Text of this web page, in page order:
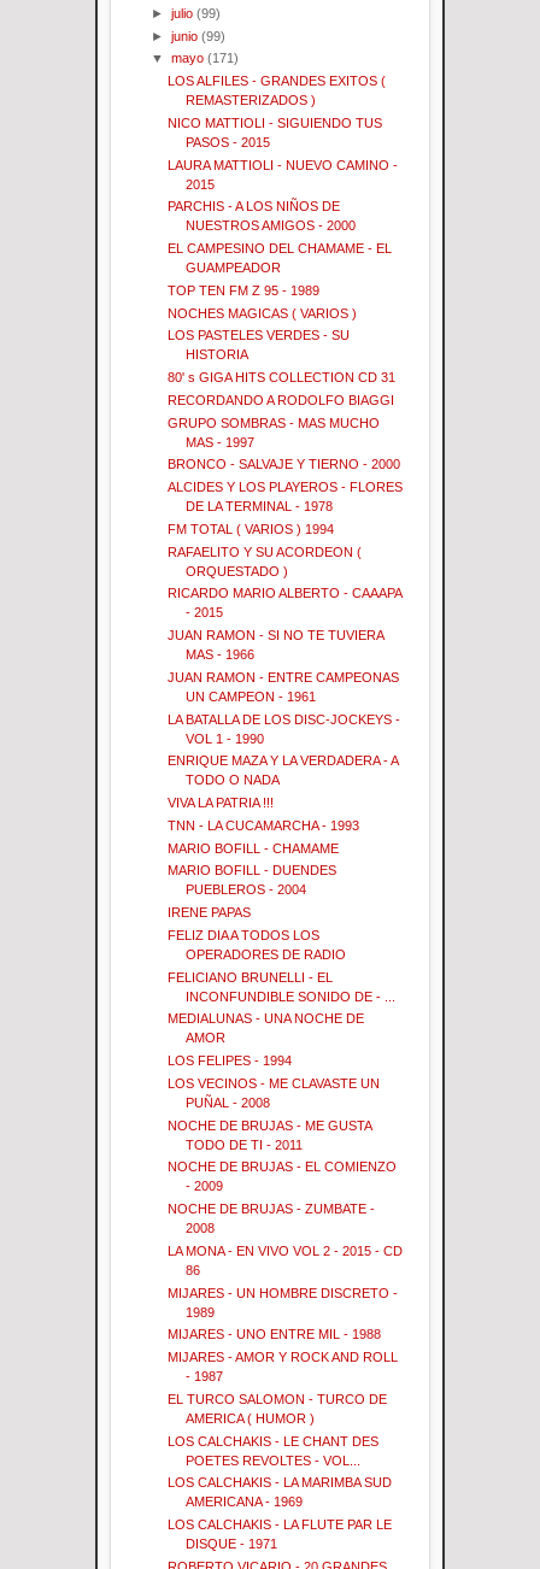
►julio (99)
►junio (99)
▼mayo (171)
LOS ALFILES - GRANDES EXITOS (
REMASTERIZADOS )
NICO MATTIOLI - SIGUIENDO TUS
PASOS - 2015
LAURA MATTIOLI - NUEVO CAMINO -
2015
PARCHIS - A LOS NIÑOS DE
NUESTROS AMIGOS - 2000
EL CAMPESINO DEL CHAMAME - EL
GUAMPEADOR
TOP TEN FM Z 95 - 1989
NOCHES MAGICAS ( VARIOS )
LOS PASTELES VERDES - SU
HISTORIA
80' s GIGA HITS COLLECTION CD 31
RECORDANDO A RODOLFO BIAGGI
GRUPO SOMBRAS - MAS MUCHO
MAS - 1997
BRONCO - SALVAJE Y TIERNO - 2000
ALCIDES Y LOS PLAYEROS - FLORES
DE LA TERMINAL - 1978
FM TOTAL ( VARIOS ) 1994
RAFAELITO Y SU ACORDEON (
ORQUESTADO )
RICARDO MARIO ALBERTO - CAAAPA
- 2015
JUAN RAMON - SI NO TE TUVIERA
MAS - 1966
JUAN RAMON - ENTRE CAMPEONAS
UN CAMPEON - 1961
LA BATALLA DE LOS DISC-JOCKEYS -
VOL 1 - 1990
ENRIQUE MAZA Y LA VERDADERA - A
TODO O NADA
VIVA LA PATRIA !!!
TNN - LA CUCAMARCHA - 1993
MARIO BOFILL - CHAMAME
MARIO BOFILL - DUENDES
PUEBLEROS - 2004
IRENE PAPAS
FELIZ DIA A TODOS LOS
OPERADORES DE RADIO
FELICIANO BRUNELLI - EL
INCONFUNDIBLE SONIDO DE - ...
MEDIALUNAS - UNA NOCHE DE
AMOR
LOS FELIPES - 1994
LOS VECINOS - ME CLAVASTE UN
PUÑAL - 2008
NOCHE DE BRUJAS - ME GUSTA
TODO DE TI - 2011
NOCHE DE BRUJAS - EL COMIENZO
- 2009
NOCHE DE BRUJAS - ZUMBATE -
2008
LA MONA - EN VIVO VOL 2 - 2015 - CD
86
MIJARES - UN HOMBRE DISCRETO -
1989
MIJARES - UNO ENTRE MIL - 1988
MIJARES - AMOR Y ROCK AND ROLL
- 1987
EL TURCO SALOMON - TURCO DE
AMERICA ( HUMOR )
LOS CALCHAKIS - LE CHANT DES
POETES REVOLTES - VOL...
LOS CALCHAKIS - LA MARIMBA SUD
AMERICANA - 1969
LOS CALCHAKIS - LA FLUTE PAR LE
DISQUE - 1971